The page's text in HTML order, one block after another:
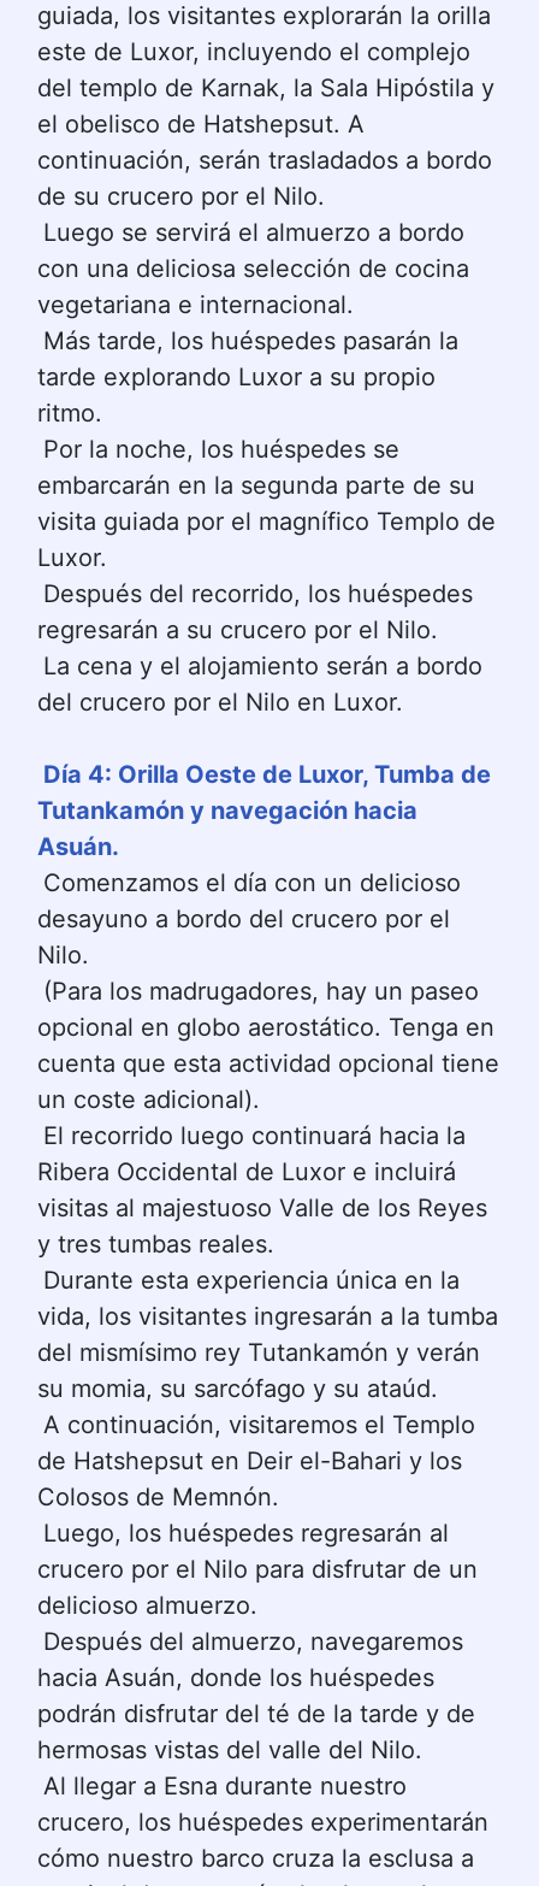
guiada, los visitantes explorarán la orilla
este de Luxor, incluyendo el complejo
del templo de Karnak, la Sala Hipóstila y
el obelisco de Hatshepsut. A
continuación, serán trasladados a bordo
de su crucero por el Nilo.
Luego se servirá el almuerzo a bordo
con una deliciosa selección de cocina
vegetariana e internacional.
Más tarde, los huéspedes pasarán la
tarde explorando Luxor a su propio
ritmo.
Por la noche, los huéspedes se
embarcarán en la segunda parte de su
visita guiada por el magnífico Templo de
Luxor.
Después del recorrido, los huéspedes
regresarán a su crucero por el Nilo.
La cena y el alojamiento serán a bordo
del crucero por el Nilo en Luxor.
Día 4: Orilla Oeste de Luxor, Tumba de
Tutankamón y navegación hacia
Asuán.
Comenzamos el día con un delicioso
desayuno a bordo del crucero por el
Nilo.
(Para los madrugadores, hay un paseo
opcional en globo aerostático. Tenga en
cuenta que esta actividad opcional tiene
un coste adicional).
El recorrido luego continuará hacia la
Ribera Occidental de Luxor e incluirá
visitas al majestuoso Valle de los Reyes
y tres tumbas reales.
Durante esta experiencia única en la
vida, los visitantes ingresarán a la tumba
del mismísimo rey Tutankamón y verán
su momia, su sarcófago y su ataúd.
A continuación, visitaremos el Templo
de Hatshepsut en Deir el-Bahari y los
Colosos de Memnón.
Luego, los huéspedes regresarán al
crucero por el Nilo para disfrutar de un
delicioso almuerzo.
Después del almuerzo, navegaremos
hacia Asuán, donde los huéspedes
podrán disfrutar del té de la tarde y de
hermosas vistas del valle del Nilo.
Al llegar a Esna durante nuestro
crucero, los huéspedes experimentarán
cómo nuestro barco cruza la esclusa a